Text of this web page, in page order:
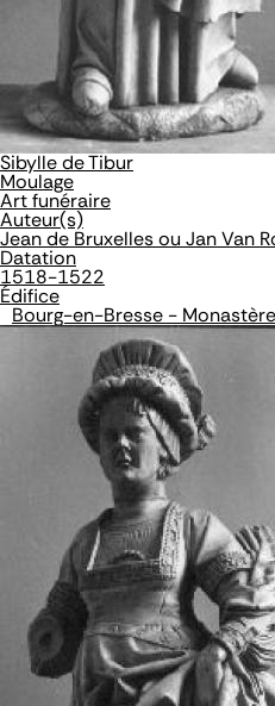
Sibylle de Tibur
Moulage
Art funéraire
Auteur(s)
Jean de Bruxelles ou Jan Van
Datation
1518-1522
Édifice
Bourg-en-Bresse -